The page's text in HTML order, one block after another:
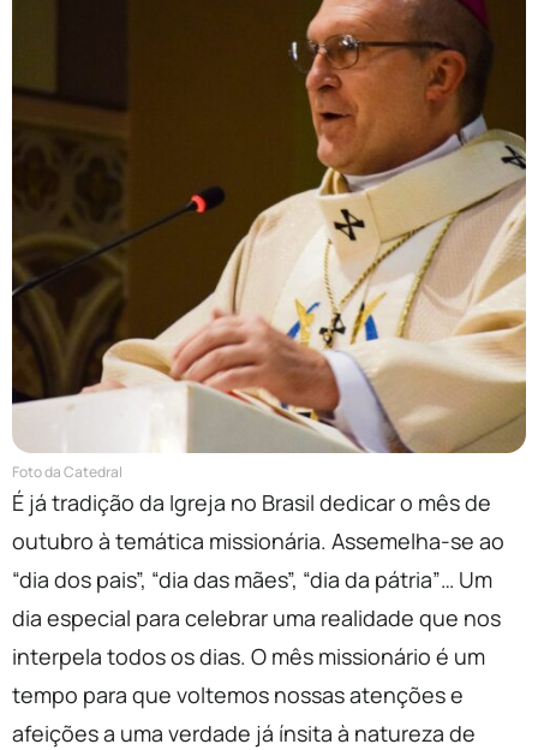
Foto da Catedral
É já tradição da Igreja no Brasil dedicar o mês de
outubro à temática missionária. Assemelha-se ao
“dia dos pais”, “dia das mães”, “dia da pátria”… Um
dia especial para celebrar uma realidade que nos
interpela todos os dias. O mês missionário é um
tempo para que voltemos nossas atenções e
afeições a uma verdade já ínsita à natureza de